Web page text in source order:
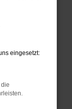
deine
eingesetzt: